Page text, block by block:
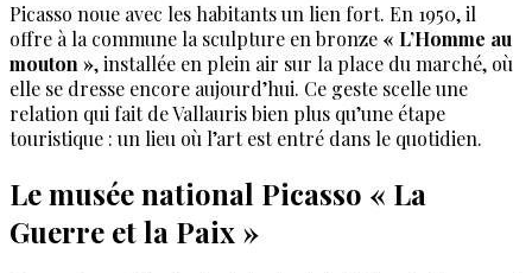
Picasso noue avec les habitants un lien fort. En 1950, il
offre à la commune la sculpture en bronze « L’Homme au
mouton », installée en plein air sur la place du marché, où
elle se dresse encore aujourd’hui. Ce geste scelle une
relation qui fait de Vallauris bien plus qu’une étape
touristique : un lieu où l’art est entré dans le quotidien.
Le musée national Picasso « La
Guerre et la Paix »